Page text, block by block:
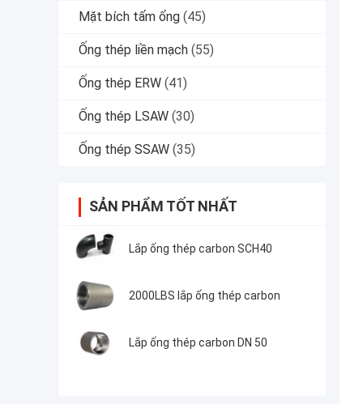
Mặt bích tấm ống (45)
Ống thép liền mạch (55)
Ống thép ERW (41)
Ống thép LSAW (30)
Ống thép SSAW (35)
SẢN PHẨM TỐT NHẤT
Lắp ống thép carbon SCH40
2000LBS lắp ống thép carbon
Lắp ống thép carbon DN 50